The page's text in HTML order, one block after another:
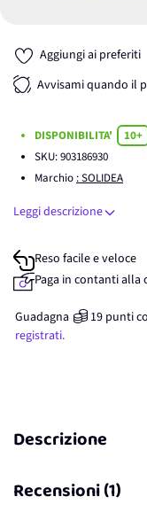
Aggiungi ai preferiti
Avvisami quando il
DISPONIBILITA'
10+
SKU:903186930
Marchio : SOLIDEA
Leggi descrizione
Reso facile e veloce
Paga in contanti alla
Guadagna 19 punti
registrati.
Descrizione
Recensioni (1)